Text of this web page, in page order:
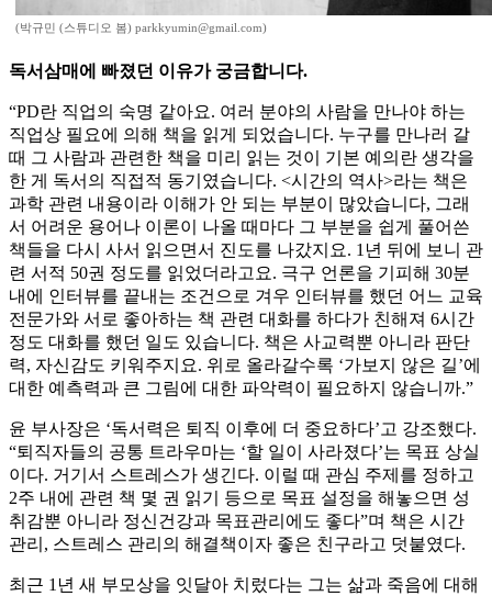
(박규민 (스튜디오 봄) parkkyumin@gmail.com)
독서삼매에 빠졌던 이유가 궁금합니다.
“PD란 직업의 숙명 같아요. 여러 분야의 사람을 만나야 하는
직업상 필요에 의해 책을 읽게 되었습니다. 누구를 만나러 갈
때 그 사람과 관련한 책을 미리 읽는 것이 기본 예의란 생각을
한 게 독서의 직접적 동기였습니다. <시간의 역사>라는 책은
과학 관련 내용이라 이해가 안 되는 부분이 많았습니다, 그래
서 어려운 용어나 이론이 나올 때마다 그 부분을 쉽게 풀어쓴
책들을 다시 사서 읽으면서 진도를 나갔지요. 1년 뒤에 보니 관
련 서적 50권 정도를 읽었더라고요. 극구 언론을 기피해 30분
내에 인터뷰를 끝내는 조건으로 겨우 인터뷰를 했던 어느 교육
전문가와 서로 좋아하는 책 관련 대화를 하다가 친해져 6시간
정도 대화를 했던 일도 있습니다. 책은 사교력뿐 아니라 판단
력, 자신감도 키워주지요. 위로 올라갈수록 ‘가보지 않은 길’에
대한 예측력과 큰 그림에 대한 파악력이 필요하지 않습니까.”
윤 부사장은 ‘독서력은 퇴직 이후에 더 중요하다’고 강조했다.
“퇴직자들의 공통 트라우마는 ‘할 일이 사라졌다’는 목표 상실
이다. 거기서 스트레스가 생긴다. 이럴 때 관심 주제를 정하고
2주 내에 관련 책 몇 권 읽기 등으로 목표 설정을 해놓으면 성
취감뿐 아니라 정신건강과 목표관리에도 좋다”며 책은 시간
관리, 스트레스 관리의 해결책이자 좋은 친구라고 덧붙였다.
최근 1년 새 부모상을 잇달아 치렀다는 그는 삶과 죽음에 대해